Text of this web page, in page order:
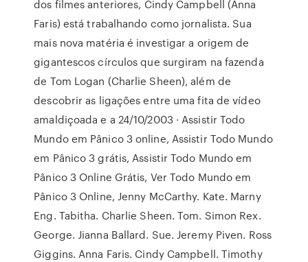
dos filmes anteriores, Cindy Campbell (Anna
Faris) está trabalhando como jornalista. Sua
mais nova matéria é investigar a origem de
gigantescos círculos que surgiram na fazenda
de Tom Logan (Charlie Sheen), além de
descobrir as ligações entre uma fita de vídeo
amaldiçoada e a 24/10/2003 · Assistir Todo
Mundo em Pânico 3 online, Assistir Todo Mundo
em Pânico 3 grátis, Assistir Todo Mundo em
Pânico 3 Online Grátis, Ver Todo Mundo em
Pânico 3 Online, Jenny McCarthy. Kate. Marny
Eng. Tabitha. Charlie Sheen. Tom. Simon Rex.
George. Jianna Ballard. Sue. Jeremy Piven. Ross
Giggins. Anna Faris. Cindy Campbell. Timothy